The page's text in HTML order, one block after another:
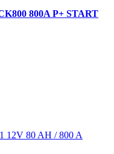
800A P+ START